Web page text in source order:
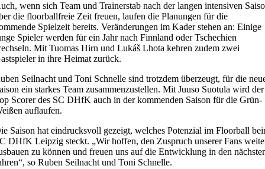
wenn sich Team und Trainerstab nach der langen intensiven
die floorballfreie Zeit freuen, laufen die Planungen für die
Spielzeit bereits. Veränderungen im Kader stehen an: Einige
Spieler werden für ein Jahr nach Finnland oder Tschechien
Mit Tuomas Hirn und Lukáš Lhota kehren zudem zwei
in ihre Heimat zurück.
Seilnacht und Toni Schnelle sind trotzdem überzeugt, für die
ein starkes Team zusammenzustellen. Mit Juuso Suotula wird der
Scorer des SC DHfK auch in der kommenden Saison für die Grün-
auflaufen.
Saison hat eindrucksvoll gezeigt, welches Potenzial im Floorball
DHfK Leipzig steckt. „Wir hoffen, den Zuspruch unserer Fans
zu können und freuen uns auf die Entwicklung in den
so Ruben Seilnacht und Toni Schnelle.